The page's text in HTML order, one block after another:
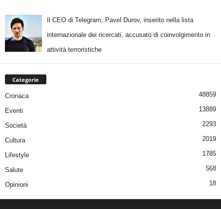
Il CEO di Telegram, Pavel Durov, inserito nella lista
internazionale dei ricercati, accusato di coinvolgimento in
attività terroristiche
Categorie
Cronaca 48859
Eventi 13889
Società 2293
Cultura 2019
Lifestyle 1785
Salute 568
Opinioni 18